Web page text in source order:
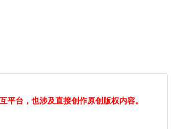
平台，也涉及直接创作原创版权内容。